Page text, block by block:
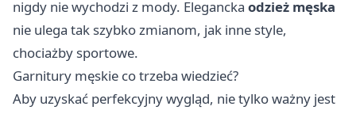
nigdy nie wychodzi z mody. Elegancka odzież męska
nie ulega tak szybko zmianom, jak inne style,
chociażby sportowe.
Garnitury męskie co trzeba wiedzieć?
Aby uzyskać perfekcyjny wygląd, nie tylko ważny jest